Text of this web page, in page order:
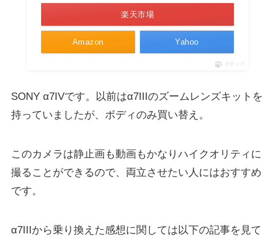
Amazon
楽天市場
Yahoo
ポチップ
SONY α7IVです。以前はα7IIIのズームレンズキットを
持っていましたが、ボディのみ買い替え。
このカメラは静止画も動画もかなりハイクオリティに
撮ることができるので、両立させたい人にはおすすめ
です。
α7IIIから乗り換えた感想に関しては以下の記事を見て